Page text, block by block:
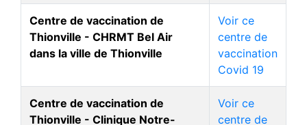
Centre de vaccination de
Thionville - CHRMT Bel Air
dans la ville de Thionville
Voir ce
centre de
vaccination
Covid 19
Centre de vaccination de
Thionville - Clinique Notre-
Voir ce
centre de